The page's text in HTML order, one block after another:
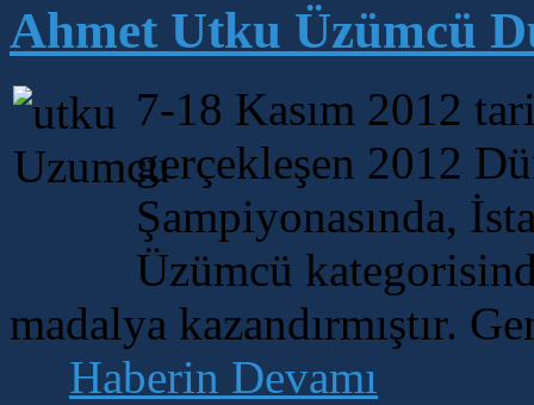
Ahmet Utku Üzümcü
7-18 Kasım 2012
gerçekleşen 2012
Şampiyonasında,
Üzümcü
madalya kazandırmıştır.
Haberin Devamı